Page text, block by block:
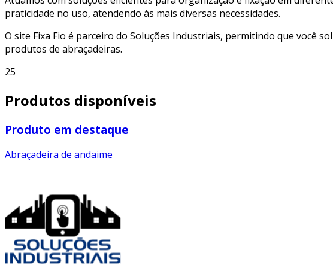
praticidade no uso, atendendo às mais diversas necessidades.
O site Fixa Fio é parceiro do Soluções Industriais, permitindo que você
produtos de abraçadeiras.
25
Produtos disponíveis
Produto em destaque
Abraçadeira de andaime